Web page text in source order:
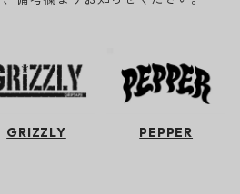
GRIZZLY PEPPER